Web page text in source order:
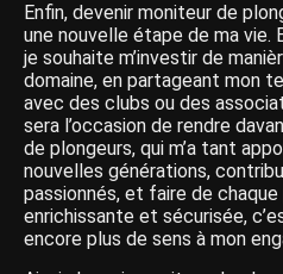
Enfin, devenir moniteur de
une nouvelle étape de ma vie.
je souhaite m’investir de
domaine, en partageant mon
avec des clubs ou des
sera l’occasion de rendre
de plongeurs, qui m’a tant
nouvelles générations,
passionnés, et faire de
enrichissante et sécurisée,
encore plus de sens à mon